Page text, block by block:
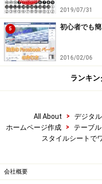
2019/07/31
5 初心者でも
2016/02/06
ランキ
All About > デジタル
ホームページ作成
> テーブ
スタイルシートで
会社概要